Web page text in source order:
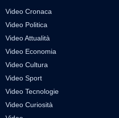
Video Cronaca
Video Politica
Video Attualità
Video Economia
Video Cultura
Video Sport
Video Tecnologie
Video Curiosità